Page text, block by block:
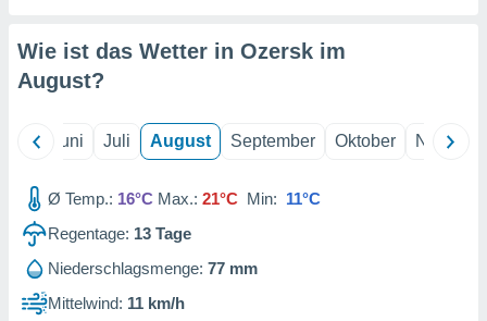
zur
von
zur
der
Wie ist das Wetter in Ozersk im
August?
Juni Juli August September Oktober
Ø Temp.: 16°C Max.: 21°C Min: 11°C
Regentage: 13 Tage
Niederschlagsmenge: 77 mm
Mittelwind: 11 km/h